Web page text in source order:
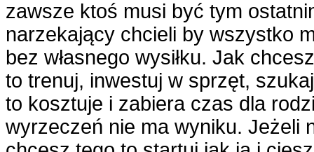
zawsze ktoś musi być tym
narzekający chcieli by wszystko
bez własnego wysiłku. Jak
to trenuj, inwestuj w sprzęt,
to kosztuje i zabiera czas dla
wyrzeczeń nie ma wyniku. Jeżeli